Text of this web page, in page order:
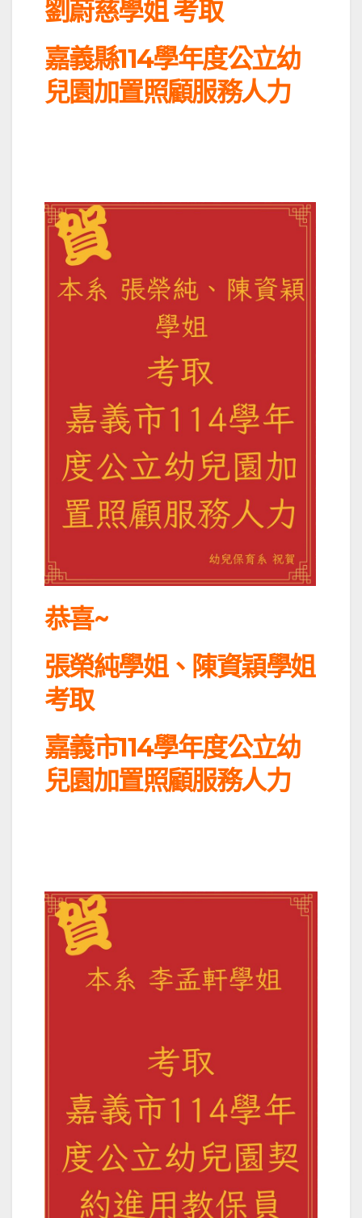
劉蔚慈學姐 考取
嘉義縣114學年度公立幼
兒園加置照顧服務人力
恭喜~
張榮純學姐、陳資穎學姐
考取
嘉義市114學年度公立幼
兒園加置照顧服務人力